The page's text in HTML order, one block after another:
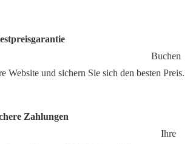
Website und sichern Sie sich den besten Preis.